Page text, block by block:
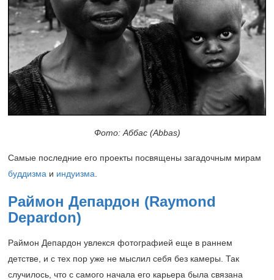
Фото: Аббас (Abbas)
Самые последние его проекты посвящены загадочным мирам
буддизма и индуизма
Раймон Депардон (Raymond
Depardon)
Раймон Депардон увлекся фотографией еще в раннем
детстве, и с тех пор уже не мыслил себя без камеры. Так
случилось, что с самого начала его карьера была связана